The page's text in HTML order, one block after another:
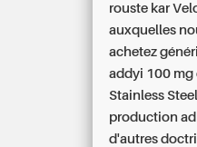
rouste kar
auxquelles
achetez
addyi 100 mg
Stainless
production ad
d'autres